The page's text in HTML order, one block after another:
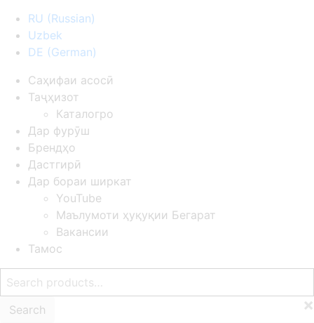
RU (Russian)
Uzbek
DE (German)
Саҳифаи асосӣ
Таҷҳизот
Каталогро
Дар фурӯш
Брендҳо
Дастгирӣ
Дар бораи ширкат
YouTube
Маълумоти ҳуқуқии Бегарат
Вакансии
Тамос
Search
for:
×